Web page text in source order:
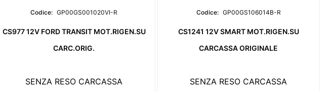
Codice: GP00GS001020VI-R
CS977 12V FORD TRANSIT MOT.RIGEN.SU
CARC.ORIG.
SENZA RESO CARCASSA
Codice: GP00GS106014B-R
CS1241 12V SMART MOT.RIGEN.SU
CARCASSA ORIGINALE
SENZA RESO CARCASSA